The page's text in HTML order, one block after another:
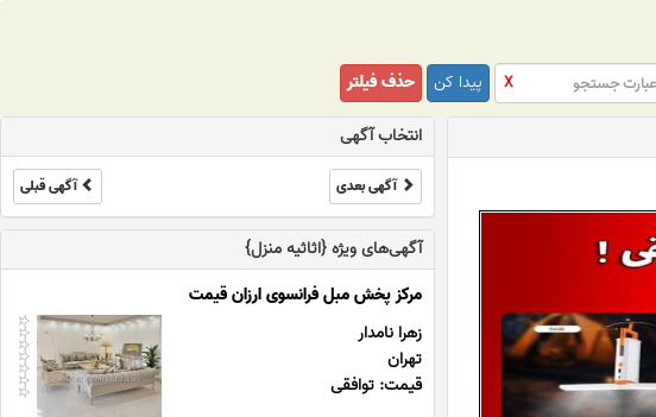
X پیدا کن
حذف فیلتر
انتخاب آگهی
آگهی بعدی آگهی قبلی
آگهی‌های ویژه {اثاثیه منزل}
مرکز پخش مبل فرانسوی ارزان قیمت
زهرا نامدار
تهران
قیمت: توافقی